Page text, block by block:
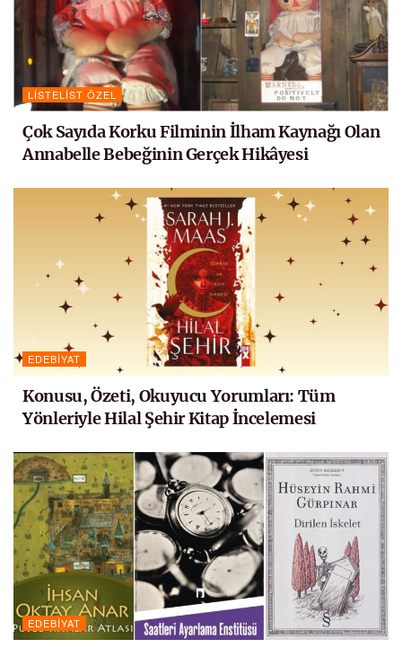
LISTELIST ÖZEL
Çok Sayıda Korku Filminin İlham Kaynağı Olan
Annabelle Bebeğinin Gerçek Hikâyesi
EDEBIYAT
Konusu, Özeti, Okuyucu Yorumları: Tüm
Yönleriyle Hilal Şehir Kitap İncelemesi
EDEBIYAT